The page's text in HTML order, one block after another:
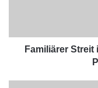
Familiärer